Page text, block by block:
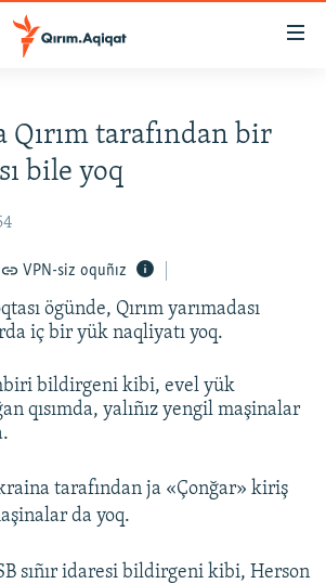
Qırım tarafından bir
bile yoq
VPN-siz oquñız
ögünde, Qırım yarımadası
iç bir yük naqliyatı yoq.
bildirgeni kibi, evel yük
qısımda, yalıñız yengil maşinalar
tarafından ja «Çonğar» kiriş
da yoq.
sıñır idaresi bildirgeni kibi, Herson